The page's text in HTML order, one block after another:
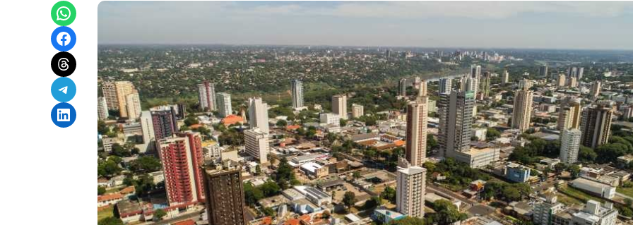
Share on WhatsApp
Share on Facebook
Share on Threads
Share on Telegram
Share on LinkedIn